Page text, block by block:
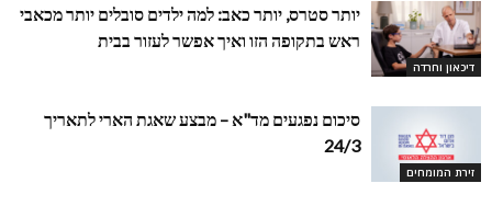
דיכאון וחרדה
יותר סטרס, יותר כאב: למה ילדים סובלים יותר מכאבי
ראש בתקופה הזו ואיך אפשר לעזור בבית
זירת המומחים
סיכום נפגעים מד"א – מבצע שאגת הארי לתאריך
24/3